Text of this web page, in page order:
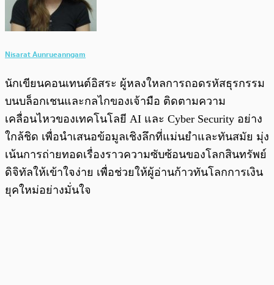
Nisarat Aunrueanngam
นักเขียนคอนเทนต์อิสระ ผู้หลงใหลการถอดรหัสธุรกรรม
บนบล็อกเชนและกลไกของเจ้ามือ ติดตามความ
เคลื่อนไหวของเทคโนโลยี AI และ Cyber Security อย่าง
ใกล้ชิด เพื่อนำเสนอข้อมูลเชิงลึกที่แม่นยำและทันสมัย มุ่ง
เน้นการถ่ายทอดเรื่องราวความซับซ้อนของโลกสินทรัพย์
ดิจิทัลให้เข้าใจง่าย เพื่อช่วยให้ผู้อ่านก้าวทันโลกการเงิน
ยุคใหม่อย่างมั่นใจ